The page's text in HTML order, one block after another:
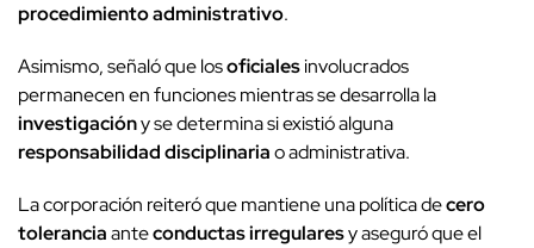
procedimiento administrativo.
Asimismo, señaló que losoficialesinvolucrados
permanecen en funciones mientras se desarrolla la
investigacióny se determina si existió alguna
responsabilidad disciplinariao administrativa.
La corporación reiteró que mantiene una política decero
toleranciaanteconductas irregularesy aseguró que el